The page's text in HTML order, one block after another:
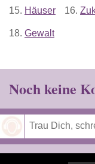
15. Häuser 16.
18. Gewalt
Noch keine